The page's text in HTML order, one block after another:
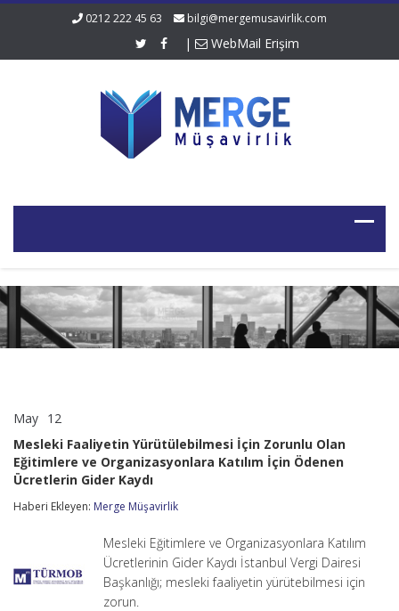
0212 222 45 63 bilgi@mergemusavirlik.com
| WebMail Erişim
May 12
Yürütülebilmesi
İçin
Zorunlu
Eğitimlere
Organizasyonlara
Katılım
İçin
Ödenen
Ücretlerin
Mesleki Faaliyetin Yürütülebilmesi İçin Zorunlu Olan
Eğitimlere ve Organizasyonlara Katılım İçin Ödenen
Ücretlerin Gider Kaydı
Haberi Ekleyen: Merge Müşavirlik
Mesleki Eğitimlere ve Organizasyonlara Katılım
Ücretlerinin Gider Kaydı İstanbul Vergi Dairesi
Başkanlığı; mesleki faaliyetin yürütebilmesi için
zorun.